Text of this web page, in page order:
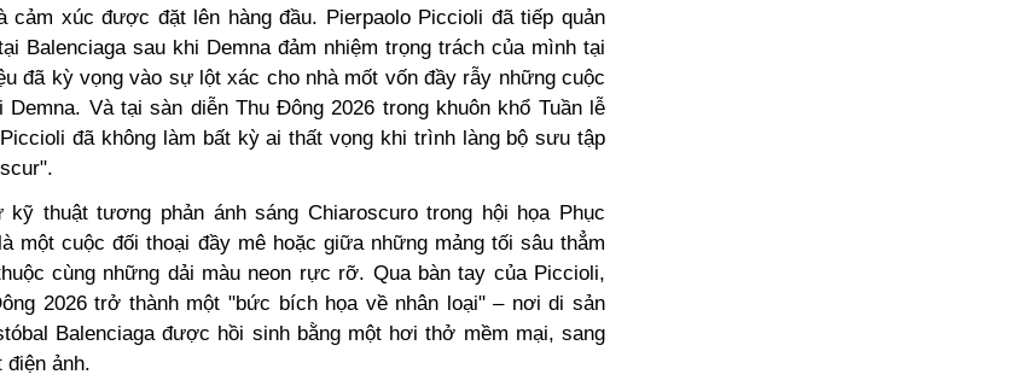
cảm xúc được đặt lên hàng đầu. Pierpaolo Piccioli đã tiếp quản
Balenciaga sau khi Demna đảm nhiệm trọng trách của mình tại
đã kỳ vọng vào sự lột xác cho nhà mốt vốn đầy rẫy những cuộc
Và tại sàn diễn Thu Đông 2026 trong khuôn khổ Tuần lễ
đã không làm bất kỳ ai thất vọng khi trình làng bộ sưu tập
thuật tương phản ánh sáng Chiaroscuro trong hội họa Phục
một cuộc đối thoại đầy mê hoặc giữa những mảng tối sâu thẳm
cùng những dải màu neon rực rỡ. Qua bàn tay của Piccioli,
2026 trở thành một "bức bích họa về nhân loại" – nơi di sản
Balenciaga được hồi sinh bằng một hơi thở mềm mại, sang
điện ảnh.